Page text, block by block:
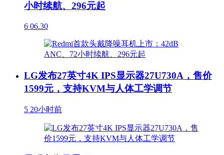
小时续航、296元起
6 06.30
LG发布27英寸4K IPS显示器27U730A，售价
1599元，支持KVM与人体工学调节
5 20小时前